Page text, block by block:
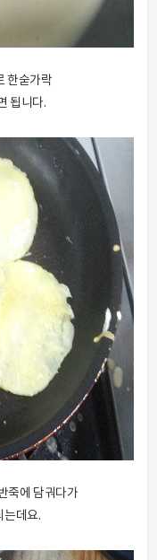
한숟가락
됩니다.
죽에 담궈다가
는데요.